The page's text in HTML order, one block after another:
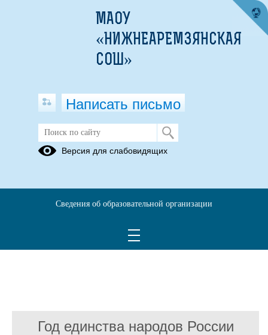
Год единства народов России
МАОУ
«НИЖНЕАРЕМЗЯНСКАЯ
СОШ»
Написать письмо
Версия для слабовидящих
Сведения об образовательной организации